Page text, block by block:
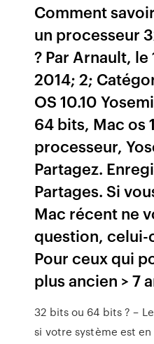
Comment
un processeur
? Par Arnault,
2014; 2;
OS 10.10
64 bits, Mac os
processeur,
Partagez.
Partages. Si
Mac récent ne
question, celui-
Pour ceux qui
plus ancien > 7
32 bits ou 64 bits ? –
si votre système est